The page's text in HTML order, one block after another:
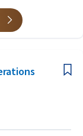
力がある方
もって業務ができる
業務ができる方